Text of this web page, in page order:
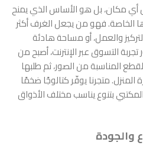
أي مكان، بل هو الأساس الذي يمنح
فهو من يجعل الغرف أكثر
والعمل، أو مساحة هادئة
التسوق عبر الإنترنت، أصبح من
المناسبة من الصور، ثم طلبها
متجرنا يوفّر كتالوجًا ضخمًا
بتنوع يناسب مختلف الأذواق
والجودة